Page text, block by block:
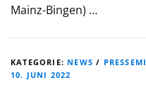
Mainz-Bingen) …
KATEGORIE: NEWS /
10. JUNI 2022